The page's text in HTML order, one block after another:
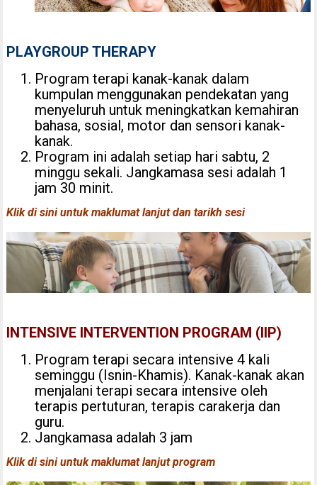
PLAYGROUP THERAPY
Program terapi kanak-kanak dalam
kumpulan menggunakan pendekatan yang
menyeluruh untuk meningkatkan kemahiran
bahasa, sosial, motor dan sensori kanak-
kanak.
Program ini adalah setiap hari sabtu, 2
minggu sekali. Jangkamasa sesi adalah 1
jam 30 minit.
Klik di sini untuk maklumat lanjut dan tarikh sesi
INTENSIVE INTERVENTION PROGRAM (IIP)
Program terapi secara intensive 4 kali
seminggu (Isnin-Khamis). Kanak-kanak akan
menjalani terapi secara intensive oleh
terapis pertuturan, terapis carakerja dan
guru.
Jangkamasa adalah 3 jam
Klik di sini untuk maklumat lanjut program